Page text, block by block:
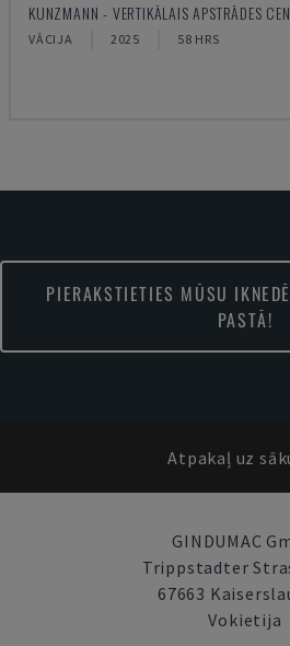
KUNZMANN - VERTIKĀLAIS APSTRĀDES
VĀCIJA 2025 58 HRS
PIERAKSTIETIES MŪSU
PASTĀ!
Atpakaļ uz
GINDUMAC
Trippstadter
67663
Vokietija